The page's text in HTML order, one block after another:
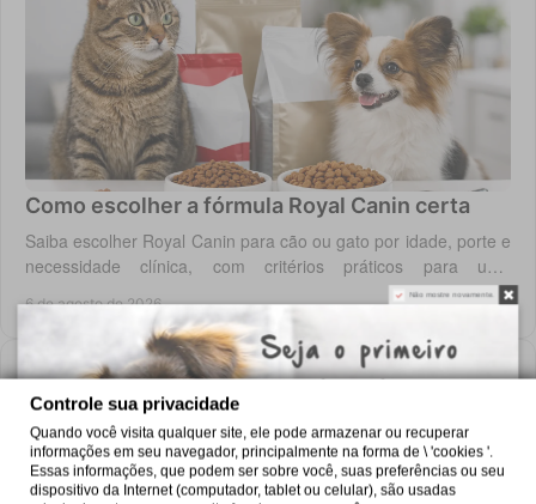
Não mostre novamente.
Como escolher a fórmula Royal Canin certa
Saiba escolher Royal Canin para cão ou gato por idade, porte e
necessidade clínica, com critérios práticos para uma
6 de agosto de 2026
Controle sua privacidade
Quando você visita qualquer site, ele pode armazenar ou recuperar
informações em seu navegador, principalmente na forma de \ 'cookies '.
Essas informações, que podem ser sobre você, suas preferências ou seu
dispositivo da Internet (computador, tablet ou celular), são usadas